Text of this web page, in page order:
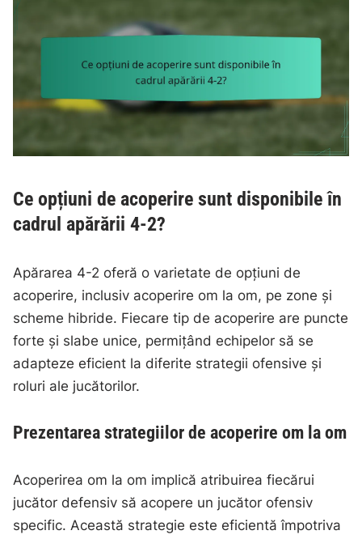
Ce opțiuni de acoperire sunt disponibile în
cadrul apărării 4-2?
Apărarea 4-2 oferă o varietate de opțiuni de
acoperire, inclusiv acoperire om la om, pe zone și
scheme hibride. Fiecare tip de acoperire are puncte
forte și slabe unice, permițând echipelor să se
adapteze eficient la diferite strategii ofensive și
roluri ale jucătorilor.
Prezentarea strategiilor de acoperire om la om
Acoperirea om la om implică atribuirea fiecărui
jucător defensiv să acopere un jucător ofensiv
specific. Această strategie este eficientă împotriva